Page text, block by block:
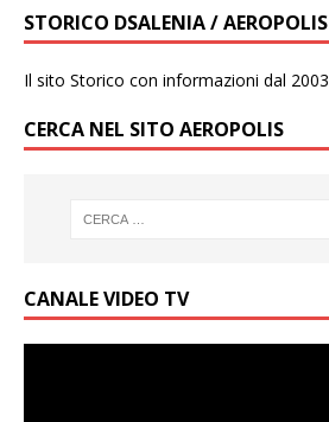
STORICO DSALENIA / AEROPOLIS
Il sito Storico con informazioni dal 2003
CERCA NEL SITO AEROPOLIS
CANALE VIDEO TV